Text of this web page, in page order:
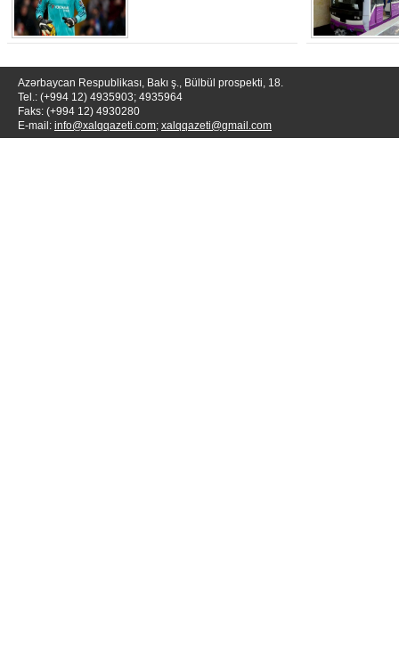
Azərbaycan Respublikası, Bakı ş., Bülbül prospekti, 18.
Tel.: (+994 12) 4935903; 4935964
Faks: (+994 12) 4930280
E-mail: info@xalqqazeti.com; xalqqazeti@gmail.com